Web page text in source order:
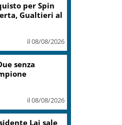
per Spin
Gualtieri al
il 08/08/2026
senza
il 08/08/2026
Lai sale